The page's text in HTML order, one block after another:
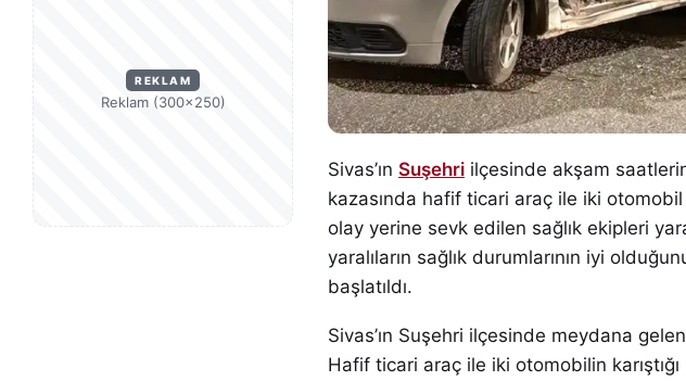
REKLAM
Reklam (300×250)
Sivas’ın Suşehri ilçesinde akşam
kazasında hafif ticari araç ile iki
olay yerine sevk edilen sağlık ekipleri
yaralıların sağlık durumlarının iyi
başlatıldı.
Sivas’ın Suşehri ilçesinde meydana
Hafif ticari araç ile iki otomobilin